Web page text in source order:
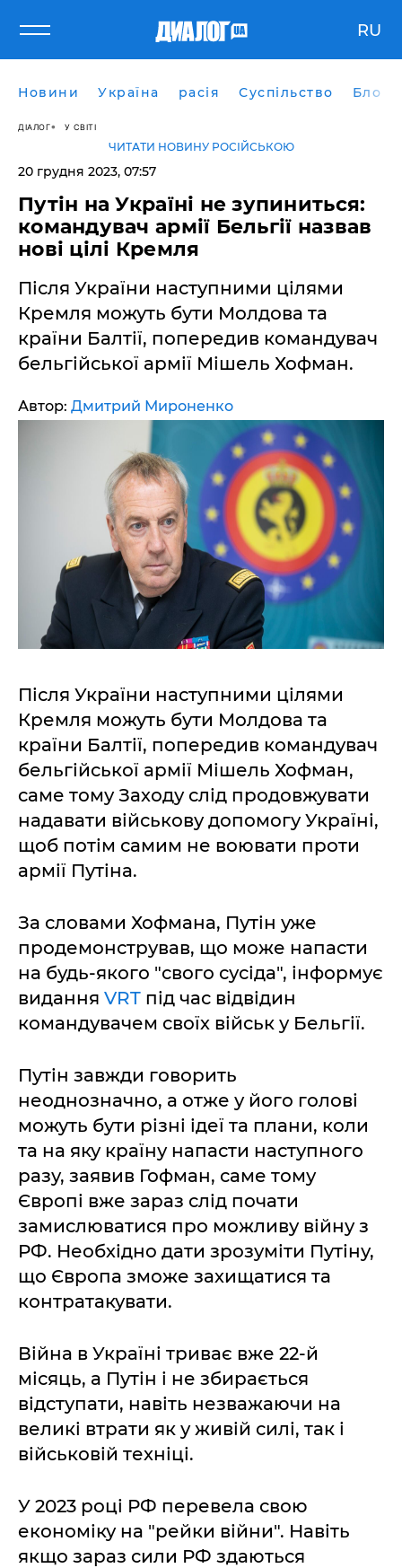
RU
Новини Україна расія Суспільство Блоги
ДІАЛОГ У СВІТІ
ЧИТАТИ НОВИНУ РОСІЙСЬКОЮ
20 грудня 2023, 07:57
Путін на Україні не зупиниться:
командувач армії Бельгії назвав
нові цілі Кремля
Після України наступними цілями
Кремля можуть бути Молдова та
країни Балтії, попередив командувач
бельгійської армії Мішель Хофман.
Автор: Дмитрий Мироненко
Після України наступними цілями
Кремля можуть бути Молдова та
країни Балтії, попередив командувач
бельгійської армії Мішель Хофман,
саме тому Заходу слід продовжувати
надавати військову допомогу Україні,
щоб потім самим не воювати проти
армії Путіна.
За словами Хофмана, Путін уже
продемонстрував, що може напасти
на будь-якого "свого сусіда", інформує
видання VRT під час відвідин
командувачем своїх військ у Бельгії.
Путін завжди говорить
неоднозначно, а отже у його голові
можуть бути різні ідеї та плани, коли
та на яку країну напасти наступного
разу, заявив Гофман, саме тому
Європі вже зараз слід почати
замислюватися про можливу війну з
РФ. Необхідно дати зрозуміти Путіну,
що Європа зможе захищатися та
контратакувати.
Війна в Україні триває вже 22-й
місяць, а Путін і не збирається
відступати, навіть незважаючи на
великі втрати як у живій силі, так і
військовій техніці.
У 2023 році РФ перевела свою
економіку на "рейки війни". Навіть
якщо зараз сили РФ здаються